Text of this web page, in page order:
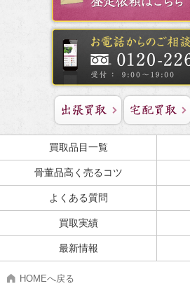
買取品目一覧
骨董品高く売るコツ
よくある質問
買取実績
最新情報
HOMEへ戻る